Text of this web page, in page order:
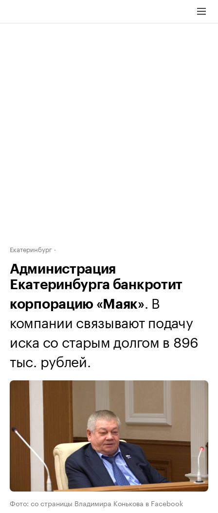
Екатеринбург
Администрация
Екатеринбурга банкротит
корпорацию «Маяк». В
компании связывают подачу
иска со старым долгом в 896
тыс. рублей.
Фото: со страницы Владимира Конькова в Facebook